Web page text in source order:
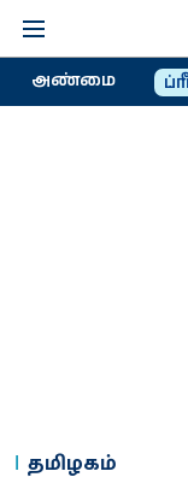
அண்மை
தமிழகம்